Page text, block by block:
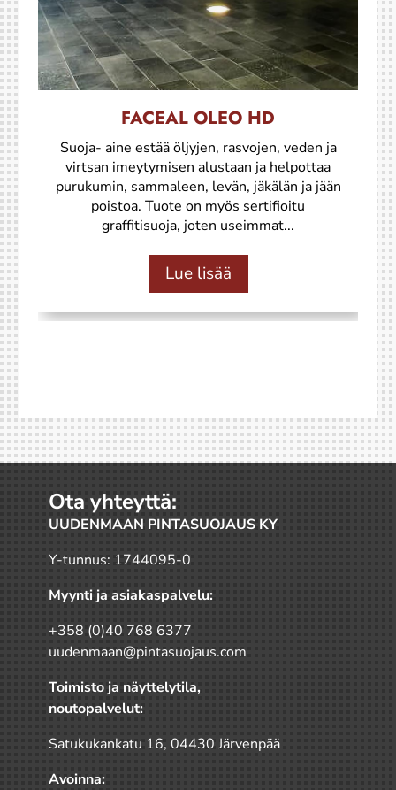
FACEAL OLEO HD
Suoja- aine estää öljyjen, rasvojen, veden ja
virtsan imeytymisen alustaan ja helpottaa
purukumin, sammaleen, levän, jäkälän ja jään
poistoa. Tuote on myös sertifioitu
graffitisuoja, joten useimmat...
Lue lisää
Ota yhteyttä:
UUDENMAAN PINTASUOJAUS KY
Y-tunnus: 1744095-0
Myynti ja asiakaspalvelu:
+358 (0)40 768 6377
uudenmaan@pintasuojaus.com
Toimisto ja näyttelytila,
noutopalvelut:
Satukukankatu 16, 04430 Järvenpää
Avoinna: